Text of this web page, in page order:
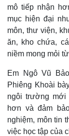
mô tiếp nhận
mục hiện đại
môn, thư viện,
ăn, kho chứa,
niềm mong mỏi
Em Ngô Vũ
Phiêng Khoài
ngôi trường mới
hơn và đảm
nghiệm, môn tin
việc học tập của